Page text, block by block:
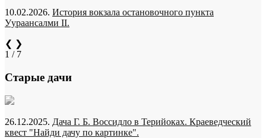
10.02.2026. История вокзала остановочного пункта
Уураансалми II.
❮ ❯
1 / 7
Старые дачи
26.12.2025. Дача Г. Б. Воссидло в Терийоках. Краеведческий
квест "Найди дачу по картинке".